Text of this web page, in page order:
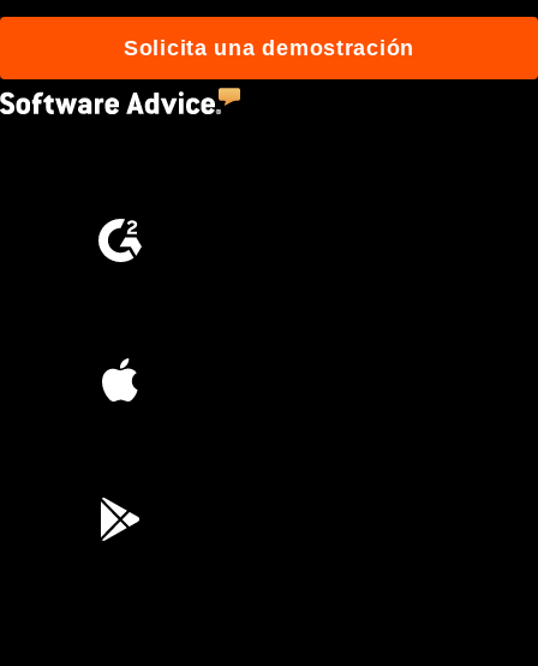
Solicita una demostración